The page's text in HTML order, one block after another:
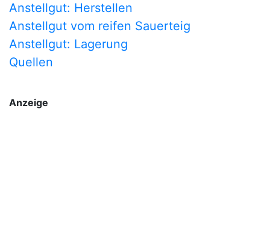
Anstellgut: Herstellen
Anstellgut vom reifen Sauerteig
Anstellgut: Lagerung
Quellen
Anzeige